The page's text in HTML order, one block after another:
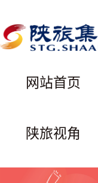
网站首页
陕旅视角